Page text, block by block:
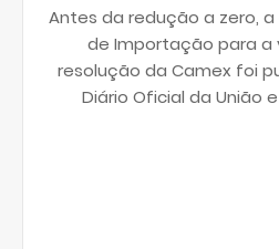
Antes da redução a zero,
de Importação para a
resolução da Camex foi
Diário Oficial da União